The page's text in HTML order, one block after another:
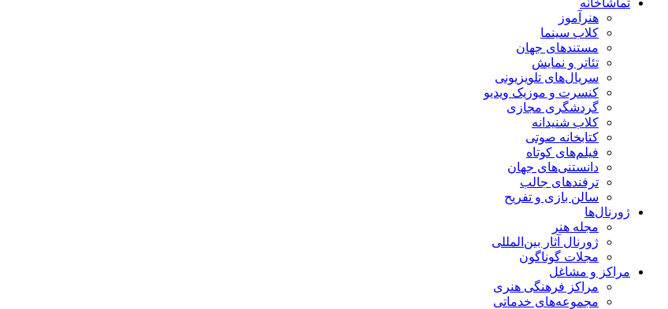
تماشاخانه
هنرآموز
کلاب سینما
مستندهای جهان
تئاتر و نمایش
سریال‌های تلویزیونی
کنسرت و موزیک ویدیو
گردشگری مجازی
کلاب شنیدانه
کتابخانه صوتی
فیلم‌های کوتاه
دانستنی‌های جهان
ترفندهای جالب
سالن بازی و تفریح
ژورنال‌ها
مجله هنر
ژورنال آثار بین‌المللی
مجلات گوناگون
مراکز و مشاغل
مراکز فرهنگی هنری
مجموعه‌های خدماتی